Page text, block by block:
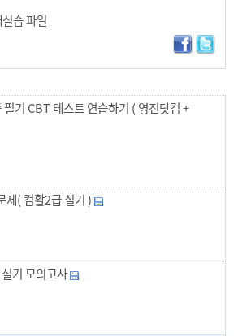
습 파일
필기 CBT 테스트 연습하기 ( 영진닷컴 +
제( 컴활2급 실기 )
기 모의고사